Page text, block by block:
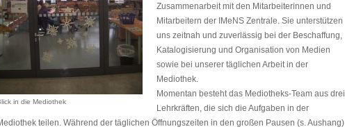
in die Mediothek
Zusammenarbeit mit den Mitarbeiterinnen und
Mitarbeitern der IMeNS Zentrale. Sie unterstützen
uns zeitnah und zuverlässig bei der Beschaffung,
Katalogisierung und Organisation von Medien
sowie bei unserer täglichen Arbeit in der
Mediothek.
Momentan besteht das Mediotheks-Team aus drei
Lehrkräften, die sich die Aufgaben in der
teilen. Während der täglichen Öffnungszeiten in den großen Pausen (s. Aushang)